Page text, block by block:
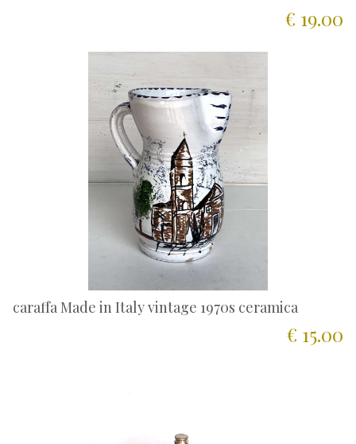
€ 19.00
caraffa Made in Italy vintage 1970s ceramica
€ 15.00